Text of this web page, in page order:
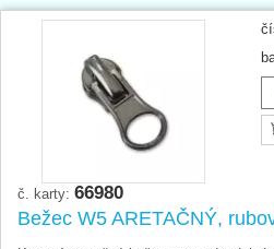
č. karty: 66980
Bežec W5 ARETAČNÝ,